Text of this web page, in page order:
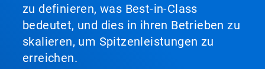
zu definieren, was Best-in-Class
bedeutet, und dies in ihren Betrieben zu
skalieren, um Spitzenleistungen zu
erreichen.